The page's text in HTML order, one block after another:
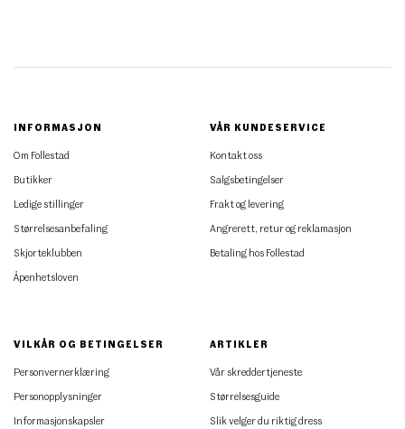
INFORMASJON
Om Follestad
Butikker
Ledige stillinger
Størrelsesanbefaling
Skjorteklubben
Åpenhetsloven
VÅR KUNDESERVICE
Kontakt oss
Salgsbetingelser
Frakt og levering
Angrerett, retur og reklamasjon
Betaling hos Follestad
VILKÅR OG BETINGELSER
Personvernerklæring
Personopplysninger
Informasjonskapsler
ARTIKLER
Vår skreddertjeneste
Størrelsesguide
Slik velger du riktig dress